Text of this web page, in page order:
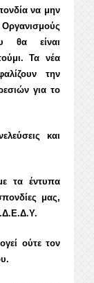
να μην
θα είναι
Τα νέα
την
για το
και
έντυπα
μας,
ούτε τον